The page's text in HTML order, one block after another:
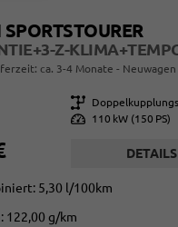
SPORTSTOURER
ca. 3-4 Monate Neuwagen
Getriebe
Leistung 110 kW (150 PS)
DETAILS
5,30 l/100km
122,00 g/km